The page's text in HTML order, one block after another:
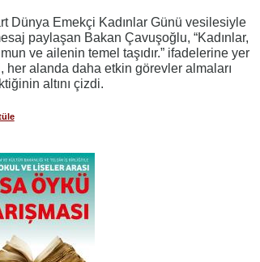
Dünya Emekçi Kadınlar Günü vesilesiyle
paylaşan Bakan Çavuşoğlu, “Kadınlar,
ve ailenin temel taşıdır.” ifadelerine yer
her alanda daha etkin görevler almaları
altını çizdi.